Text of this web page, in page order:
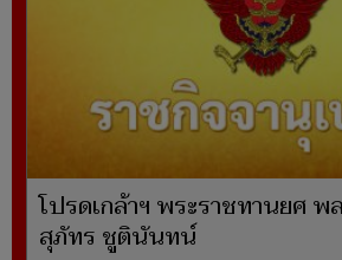
โปรดเกล้าฯ พระราชทานยศ พ
สุภัทร ชูตินันทน์